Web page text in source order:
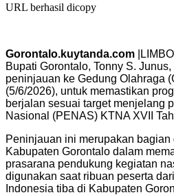
URL berhasil dicopy
Gorontalo.kuytanda.com
Bupati Gorontalo, Tonny S.
peninjauan ke Gedung Olahraga
(5/6/2026), untuk memastikan
berjalan sesuai target menjelang
Nasional (PENAS) KTNA XVII
Peninjauan ini merupakan
Kabupaten Gorontalo dalam
prasarana pendukung kegiatan
digunakan saat ribuan peserta
Indonesia tiba di Kabupaten